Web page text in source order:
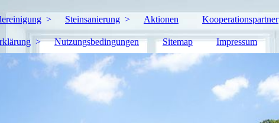
Steinsanierung Aktionen Kooperationspartner
Nutzungsbedingungen Sitemap Impressum